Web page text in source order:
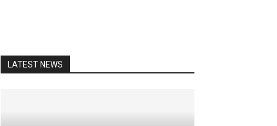
LATEST NEWS